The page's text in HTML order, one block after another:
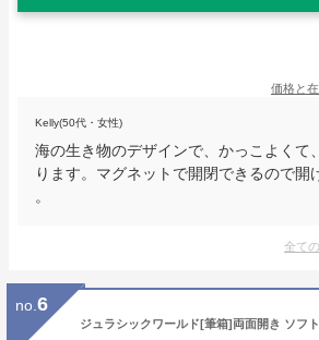
価格と
Kelly(50代・女性)
海の生き物のデザインで、かっこよくて
ります。マグネットで開閉できるので開
。
全て
no. 6